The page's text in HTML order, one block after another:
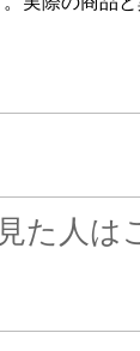
た人は